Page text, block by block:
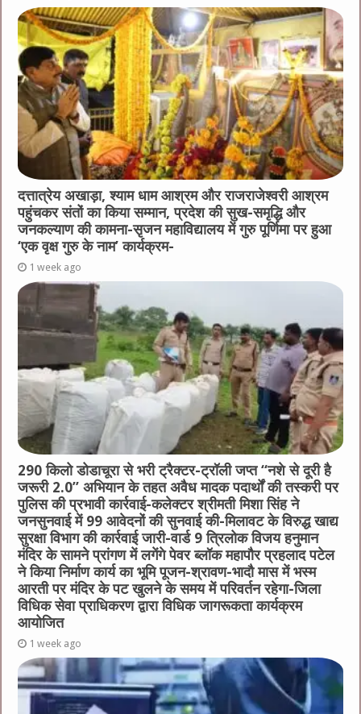
दत्तात्रेय अखाड़ा, श्याम धाम आश्रम और राजराजेश्वरी आश्रम
पहुंचकर संतों का किया सम्मान, प्रदेश की सुख-समृद्धि और
जनकल्याण की कामना-सृजन महाविद्यालय में गुरु पूर्णिमा पर हुआ
‘एक वृक्ष गुरु के नाम’ कार्यक्रम-
1 week ago
290 किलो डोडाचूरा से भरी ट्रैक्टर-ट्रॉली जप्त “नशे से दूरी है
जरूरी 2.0” अभियान के तहत अवैध मादक पदार्थों की तस्करी पर
पुलिस की प्रभावी कार्रवाई-कलेक्टर श्रीमती मिशा सिंह ने
जनसुनवाई में 99 आवेदनों की सुनवाई की-मिलावट के विरुद्ध खाद्य
सुरक्षा विभाग की कार्रवाई जारी-वार्ड 9 त्रिलोक विजय हनुमान
मंदिर के सामने प्रांगण में लगेंगे पेवर ब्लॉक महापौर प्रहलाद पटेल
ने किया निर्माण कार्य का भूमि पूजन-श्रावण-भादौ मास में भस्म
आरती पर मंदिर के पट खुलने के समय में परिवर्तन रहेगा-जिला
विधिक सेवा प्राधिकरण द्वारा विधिक जागरूकता कार्यक्रम
आयोजित
1 week ago